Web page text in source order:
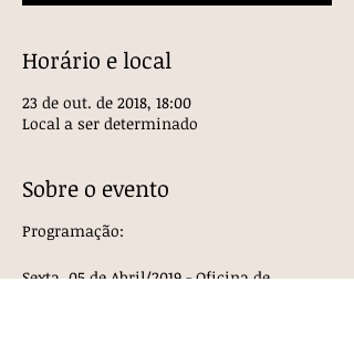
Horário e local
23 de out. de 2018, 18:00
Local a ser determinado
Sobre o evento
Programação:
Sexta, 05 de Abril/2019 - Oficina de